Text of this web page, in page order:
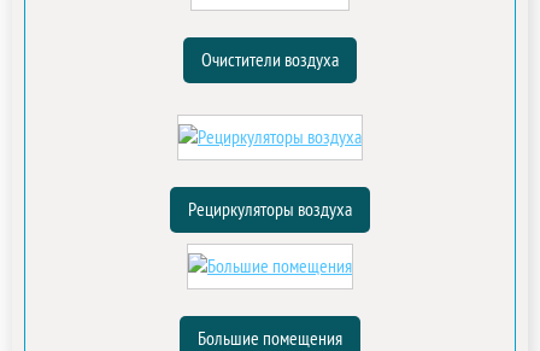
Очистители воздуха
Рециркуляторы воздуха
Большие помещения